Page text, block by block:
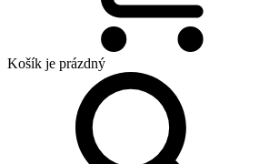
Košík je prázdný